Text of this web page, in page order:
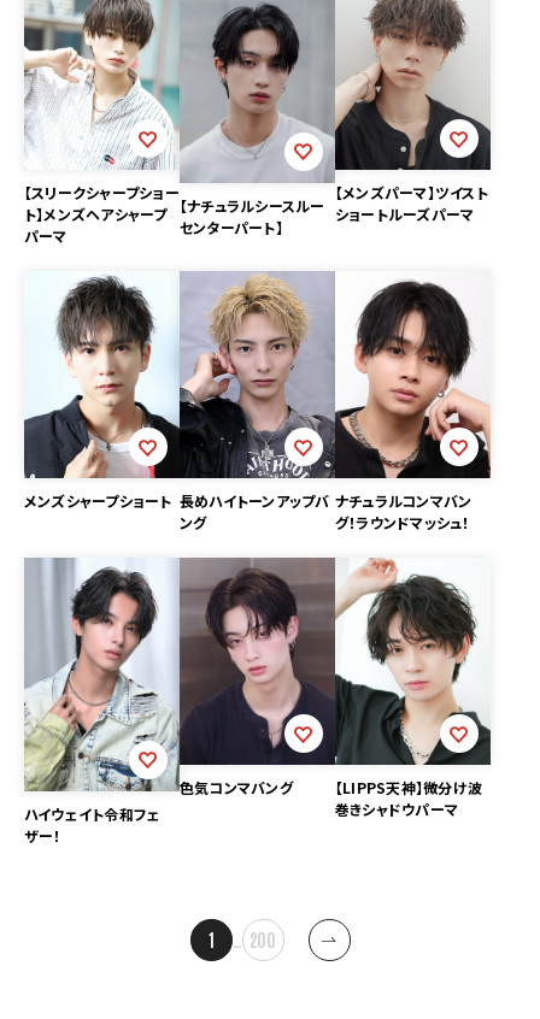
【スリークシャープショー
ト】メンズヘアシャープ
パーマ
【ナチュラルシースルー
センターパート】
【メンズパーマ】ツイスト
ショートルーズパーマ
メンズシャープショート 長めハイトーンアップバ
ング
ナチュラルコンマバン
グ！ラウンドマッシュ！
ハイウェイト令和フェ
ザー！
色気コンマバング
【LIPPS天神】微分け波
巻きシャドウパーマ
1 … 200